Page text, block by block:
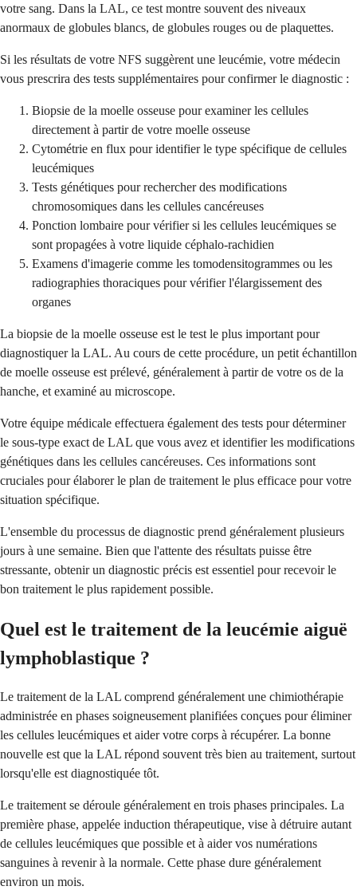
votre sang. Dans la LAL, ce test montre souvent des niveaux
anormaux de globules blancs, de globules rouges ou de plaquettes.
Si les résultats de votre NFS suggèrent une leucémie, votre médecin
vous prescrira des tests supplémentaires pour confirmer le diagnostic :
Biopsie de la moelle osseuse pour examiner les cellules
directement à partir de votre moelle osseuse
Cytométrie en flux pour identifier le type spécifique de cellules
leucémiques
Tests génétiques pour rechercher des modifications
chromosomiques dans les cellules cancéreuses
Ponction lombaire pour vérifier si les cellules leucémiques se
sont propagées à votre liquide céphalo-rachidien
Examens d'imagerie comme les tomodensitogrammes ou les
radiographies thoraciques pour vérifier l'élargissement des
organes
La biopsie de la moelle osseuse est le test le plus important pour
diagnostiquer la LAL. Au cours de cette procédure, un petit échantillon
de moelle osseuse est prélevé, généralement à partir de votre os de la
hanche, et examiné au microscope.
Votre équipe médicale effectuera également des tests pour déterminer
le sous-type exact de LAL que vous avez et identifier les modifications
génétiques dans les cellules cancéreuses. Ces informations sont
cruciales pour élaborer le plan de traitement le plus efficace pour votre
situation spécifique.
L'ensemble du processus de diagnostic prend généralement plusieurs
jours à une semaine. Bien que l'attente des résultats puisse être
stressante, obtenir un diagnostic précis est essentiel pour recevoir le
bon traitement le plus rapidement possible.
Quel est le traitement de la leucémie aiguë
lymphoblastique ?
Le traitement de la LAL comprend généralement une chimiothérapie
administrée en phases soigneusement planifiées conçues pour éliminer
les cellules leucémiques et aider votre corps à récupérer. La bonne
nouvelle est que la LAL répond souvent très bien au traitement, surtout
lorsqu'elle est diagnostiquée tôt.
Le traitement se déroule généralement en trois phases principales. La
première phase, appelée induction thérapeutique, vise à détruire autant
de cellules leucémiques que possible et à aider vos numérations
sanguines à revenir à la normale. Cette phase dure généralement
environ un mois.